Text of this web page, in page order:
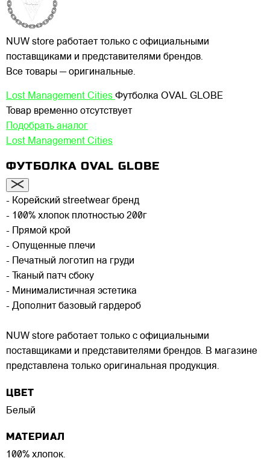
NUW store работает только с официальными
поставщиками и представителями брендов.
Все товары — оригинальные.
Lost Management Cities Футболка OVAL GLOBE
Товар временно отсутствует
Подобрать аналог
Lost Management Cities
ФУТБОЛКА OVAL GLOBE
- Корейский streetwear бренд
- 100% хлопок плотностью 200г
- Прямой крой
- Опущенные плечи
- Печатный логотип на груди
- Тканый патч сбоку
- Минималистичная эстетика
- Дополнит базовый гардероб
NUW store работает только с официальными
поставщиками и представителями брендов. В магазине
представлена только оригинальная продукция.
ЦВЕТ
Белый
МАТЕРИАЛ
100% хлопок.